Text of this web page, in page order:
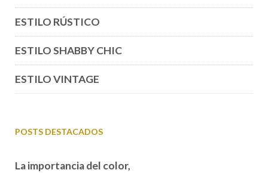
ESTILO RÚSTICO
ESTILO SHABBY CHIC
ESTILO VINTAGE
POSTS DESTACADOS
La importancia del color,